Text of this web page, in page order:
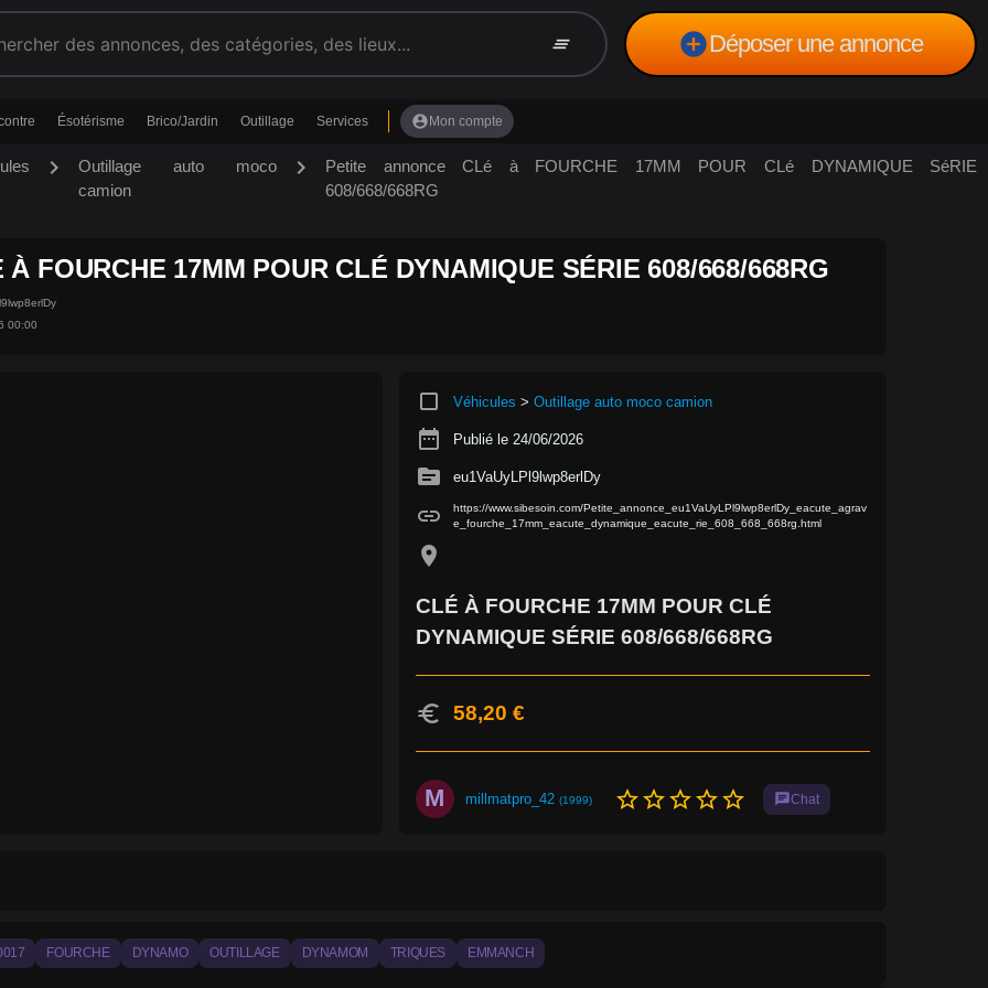
clear_all add_circleDéposer une annonce
Ésotérisme Brico/Jardin Outillage Services account_circle Mon compte
chevron_right
Outillage auto moco
camion
chevron_right
Petite annonce CLé à FOURCHE 17MM POUR CLé DYNAMIQUE SéRIE
608/668/668RG
À FOURCHE 17MM POUR CLÉ DYNAMIQUE SÉRIE 608/668/668RG
00:00
crop_square Véhicules > Outillage auto moco camion
date_range Publié le 24/06/2026
source eu1VaUyLPl9lwp8erlDy
link
https://www.sibesoin.com/Petite_annonce_eu1VaUyLPl9lwp8erlDy_eacute_agrav
e_fourche_17mm_eacute_dynamique_eacute_rie_608_668_668rg.html
location_on
CLÉ À FOURCHE 17MM POUR CLÉ
DYNAMIQUE SÉRIE 608/668/668RG
euro 58,20 €
M millmatpro_42 (1999) star_borderstar_borderstar_borderstar_borderstar_border chatChat
FOURCHE DYNAMO OUTILLAGE DYNAMOM TRIQUES EMMANCH